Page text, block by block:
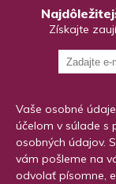
Získajte
Vaše osobné
účelom v súlade s
osobných údajov.
vám pošleme na
odvolať písomne,